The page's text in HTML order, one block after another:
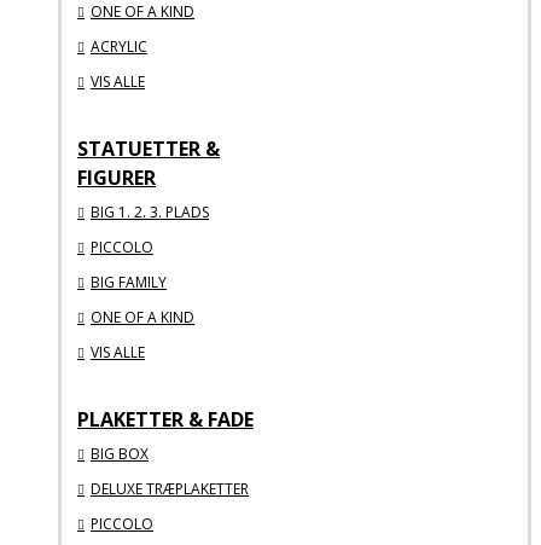
ONE OF A KIND
ACRYLIC
VIS ALLE
STATUETTER &
FIGURER
BIG 1. 2. 3. PLADS
PICCOLO
BIG FAMILY
ONE OF A KIND
VIS ALLE
PLAKETTER & FADE
BIG BOX
DELUXE TRÆPLAKETTER
PICCOLO